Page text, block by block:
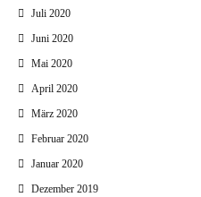
Juli 2020
Juni 2020
Mai 2020
April 2020
März 2020
Februar 2020
Januar 2020
Dezember 2019